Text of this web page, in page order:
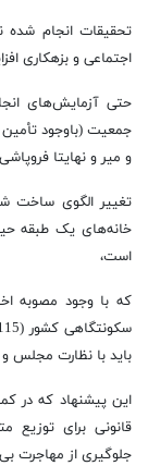
تحقیقات انجام شده
اجتماعی و بزهکاری
حتی آزمایش‌های
جمعیت (باوجود تأمین
و میر و نهایتا
تغییر الگوی ساخت
خانه‌های یک طبقه
است،
باید با نظارت مجلس
این پیشنهاد که در
قانونی برای
جلوگیری از مهاجرت